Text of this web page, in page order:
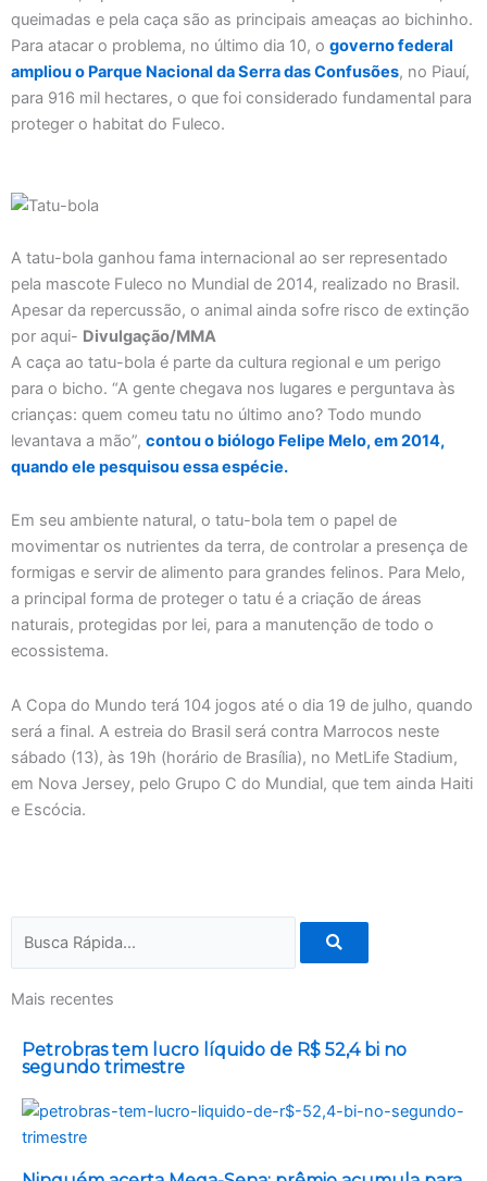
queimadas e pela caça são as principais ameaças ao bichinho.
Para atacar o problema, no último dia 10, o governo federal
ampliou o Parque Nacional da Serra das Confusões, no Piauí,
para 916 mil hectares, o que foi considerado fundamental para
proteger o habitat do Fuleco.
A tatu-bola ganhou fama internacional ao ser representado
pela mascote Fuleco no Mundial de 2014, realizado no Brasil.
Apesar da repercussão, o animal ainda sofre risco de extinção
por aqui- Divulgação/MMA
A caça ao tatu-bola é parte da cultura regional e um perigo
para o bicho. “A gente chegava nos lugares e perguntava às
crianças: quem comeu tatu no último ano? Todo mundo
levantava a mão”, contou o biólogo Felipe Melo, em 2014,
quando ele pesquisou essa espécie.
Em seu ambiente natural, o tatu-bola tem o papel de
movimentar os nutrientes da terra, de controlar a presença de
formigas e servir de alimento para grandes felinos. Para Melo,
a principal forma de proteger o tatu é a criação de áreas
naturais, protegidas por lei, para a manutenção de todo o
ecossistema.
A Copa do Mundo terá 104 jogos até o dia 19 de julho, quando
será a final. A estreia do Brasil será contra Marrocos neste
sábado (13), às 19h (horário de Brasília), no MetLife Stadium,
em Nova Jersey, pelo Grupo C do Mundial, que tem ainda Haiti
e Escócia.
Mais recentes
Petrobras tem lucro líquido de R$ 52,4 bi no
segundo trimestre